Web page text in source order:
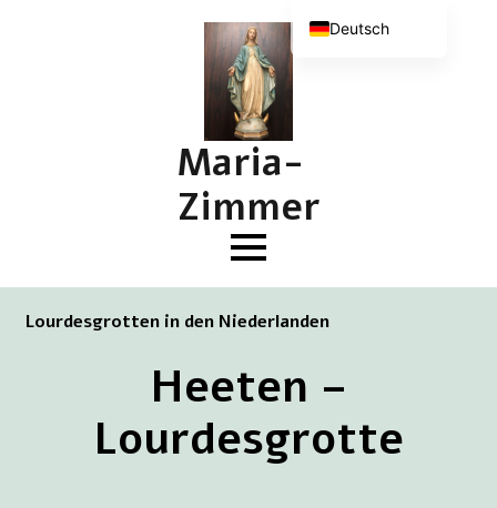
Maria-
Zimmer
Lourdesgrotten in den Niederlanden
Heeten –
Lourdesgrotte
Deutsch